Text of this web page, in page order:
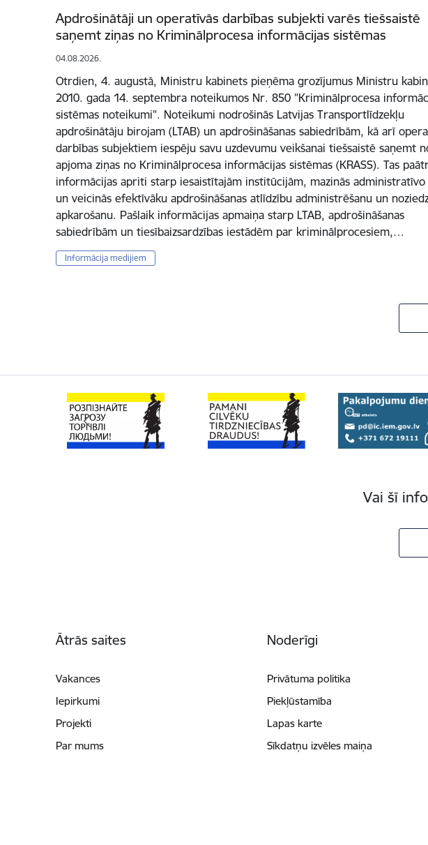
Apdrošinātāji un operatīvās darbības subjekti varēs tiešsaistē
saņemt ziņas no Kriminālprocesa informācijas sistēmas
04.08.2026.
Otrdien, 4. augustā, Ministru kabinets pieņēma grozījumus Ministru
2010. gada 14. septembra noteikumos Nr. 850 "Kriminālprocesa
sistēmas noteikumi". Noteikumi nodrošinās Latvijas Transportlīdzekļu
apdrošinātāju birojam (LTAB) un apdrošināšanas sabiedrībām, kā arī
darbības subjektiem iespēju savu uzdevumu veikšanai tiešsaistē saņemt
apjoma ziņas no Kriminālprocesa informācijas sistēmas (KRASS). Tas
informācijas apriti starp iesaistītajām institūcijām, mazinās administratīvo
un veicinās efektīvāku apdrošināšanas atlīdzību administrēšanu un
apkarošanu. Pašlaik informācijas apmaiņa starp LTAB, apdrošināšanas
sabiedrībām un tiesībaizsardzības iestādēm par kriminālprocesiem,…
Informācija medijiem
Vai šī
Ātrās saites
Vakances
Iepirkumi
Projekti
Par mums
Noderīgi
Privātuma politika
Piekļūstamība
Lapas karte
Sīkdatņu izvēles maiņa